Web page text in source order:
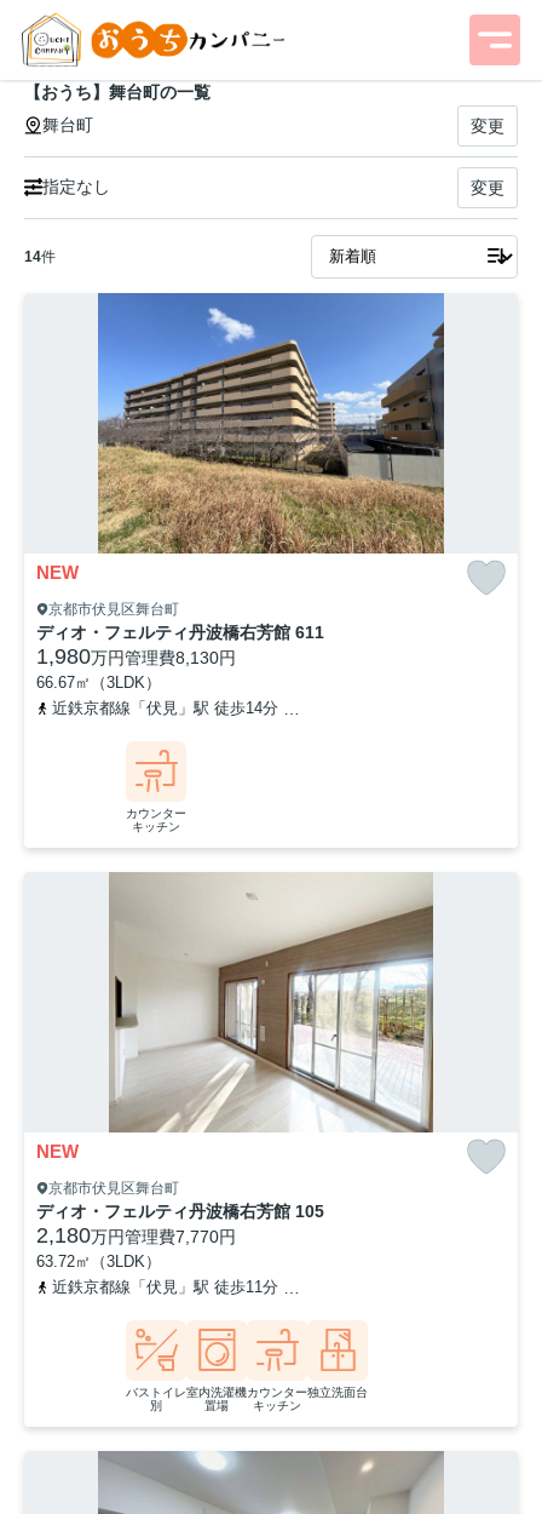
【おうち】舞台町の一覧
舞台町
変更
指定なし 変更
14件
NEW
京都市伏見区舞台町
ディオ・フェルティ丹波橋右芳館 611
1,980万円管理費8,130円
66.67㎡（3LDK）
近鉄京都線「伏見」駅 徒歩14分
カウンター
キッチン
NEW
京都市伏見区舞台町
ディオ・フェルティ丹波橋右芳館 105
2,180万円管理費7,770円
63.72㎡（3LDK）
近鉄京都線「伏見」駅 徒歩11分
バストイレ
別
室内洗濯機
置場
カウンター
キッチン
独立洗面台